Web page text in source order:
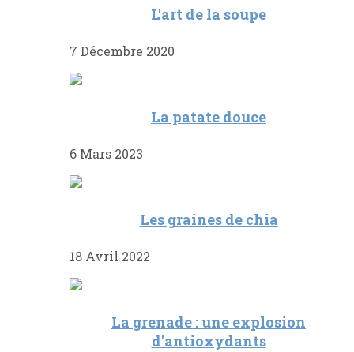
L'art de la soupe
7 Décembre 2020
La patate douce
6 Mars 2023
Les graines de chia
18 Avril 2022
La grenade : une explosion
d'antioxydants